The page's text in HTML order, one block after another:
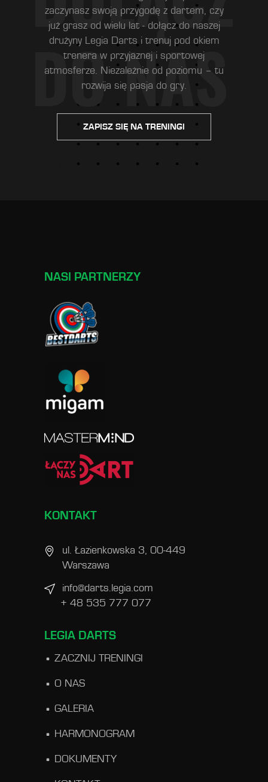
zaczynasz swoją przygodę z dartem, czy
już grasz od wielu lat - dołącz do naszej
drużyny Legia Darts i trenuj pod okiem
trenera w przyjaznej i sportowej
atmosferze. Niezależnie od poziomu – tu
rozwija się pasja do gry.
ZAPISZ SIĘ NA TRENINGI
NASI PARTNERZY
KONTAKT
ul. Łazienkowska 3, 00-449
Warszawa
info@darts.legia.com
+ 48 535 777 077
LEGIA DARTS
ZACZNIJ TRENINGI
O NAS
GALERIA
HARMONOGRAM
DOKUMENTY